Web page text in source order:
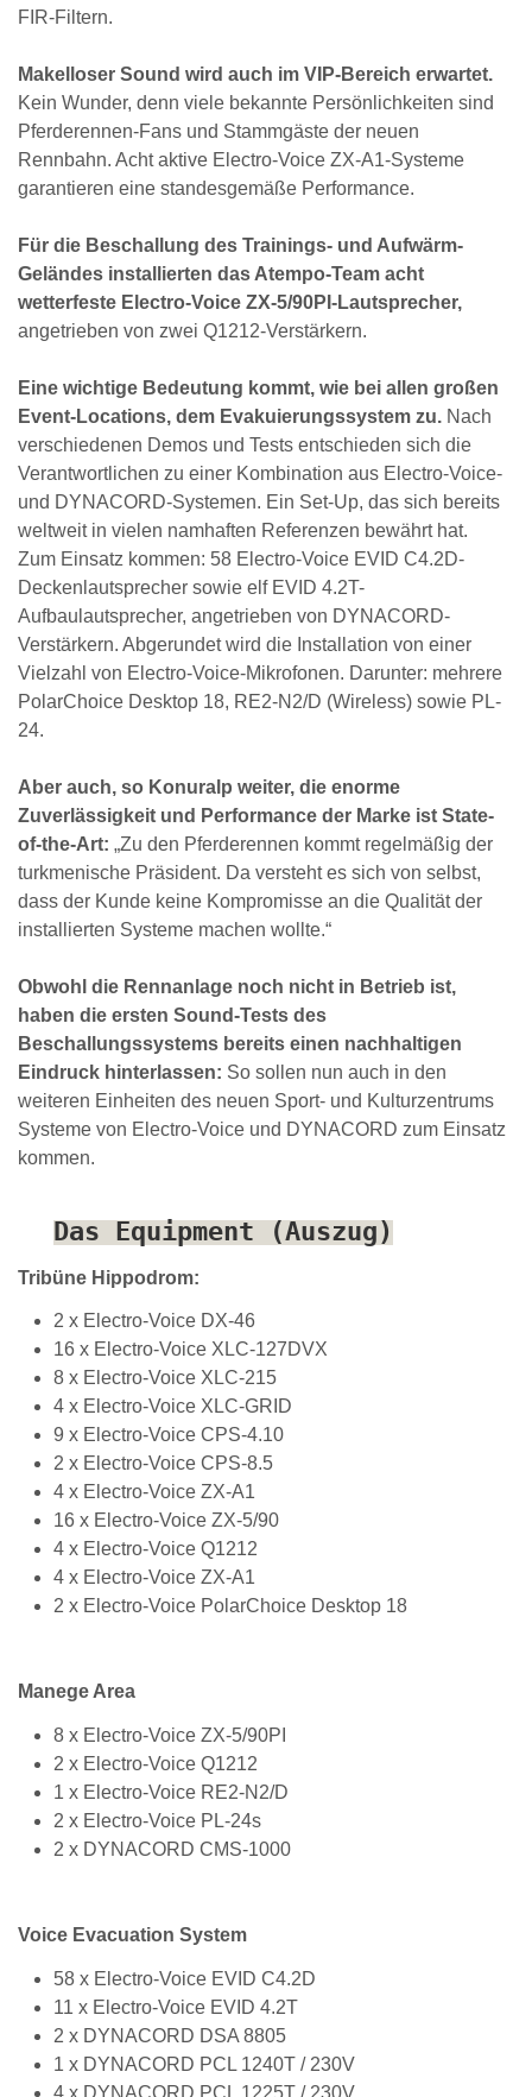
FIR-Filtern.
Makelloser Sound wird auch im VIP-Bereich erwartet.
Kein Wunder, denn viele bekannte Persönlichkeiten sind
Pferderennen-Fans und Stammgäste der neuen
Rennbahn. Acht aktive Electro-Voice ZX-A1-Systeme
garantieren eine standesgemäße Performance.
Für die Beschallung des Trainings- und Aufwärm-
Geländes installierten das Atempo-Team acht
wetterfeste Electro-Voice ZX-5/90PI-Lautsprecher,
angetrieben von zwei Q1212-Verstärkern.
Eine wichtige Bedeutung kommt, wie bei allen großen
Event-Locations, dem Evakuierungssystem zu. Nach
verschiedenen Demos und Tests entschieden sich die
Verantwortlichen zu einer Kombination aus Electro-Voice-
und DYNACORD-Systemen. Ein Set-Up, das sich bereits
weltweit in vielen namhaften Referenzen bewährt hat.
Zum Einsatz kommen: 58 Electro-Voice EVID C4.2D-
Deckenlautsprecher sowie elf EVID 4.2T-
Aufbaulautsprecher, angetrieben von DYNACORD-
Verstärkern. Abgerundet wird die Installation von einer
Vielzahl von Electro-Voice-Mikrofonen. Darunter: mehrere
PolarChoice Desktop 18, RE2-N2/D (Wireless) sowie PL-
24.
Aber auch, so Konuralp weiter, die enorme
Zuverlässigkeit und Performance der Marke ist State-
of-the-Art: „Zu den Pferderennen kommt regelmäßig der
turkmenische Präsident. Da versteht es sich von selbst,
dass der Kunde keine Kompromisse an die Qualität der
installierten Systeme machen wollte.“
Obwohl die Rennanlage noch nicht in Betrieb ist,
haben die ersten Sound-Tests des
Beschallungssystems bereits einen nachhaltigen
Eindruck hinterlassen: So sollen nun auch in den
weiteren Einheiten des neuen Sport- und Kulturzentrums
Systeme von Electro-Voice und DYNACORD zum Einsatz
kommen.
Das Equipment (Auszug)
Tribüne Hippodrom:
2 x Electro-Voice DX-46
16 x Electro-Voice XLC-127DVX
8 x Electro-Voice XLC-215
4 x Electro-Voice XLC-GRID
9 x Electro-Voice CPS-4.10
2 x Electro-Voice CPS-8.5
4 x Electro-Voice ZX-A1
16 x Electro-Voice ZX-5/90
4 x Electro-Voice Q1212
4 x Electro-Voice ZX-A1
2 x Electro-Voice PolarChoice Desktop 18
Manege Area
8 x Electro-Voice ZX-5/90PI
2 x Electro-Voice Q1212
1 x Electro-Voice RE2-N2/D
2 x Electro-Voice PL-24s
2 x DYNACORD CMS-1000
Voice Evacuation System
58 x Electro-Voice EVID C4.2D
11 x Electro-Voice EVID 4.2T
2 x DYNACORD DSA 8805
1 x DYNACORD PCL 1240T / 230V
4 x DYNACORD PCL 1225T / 230V